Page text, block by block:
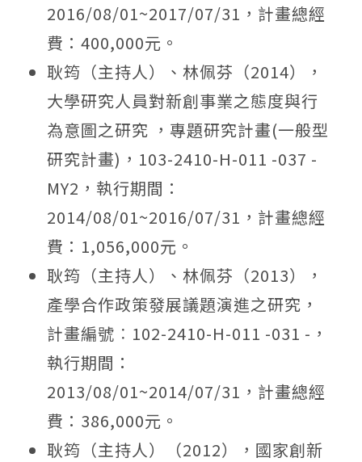
2016/08/01~2017/07/31，計畫總經
費：400,000元。
耿筠（主持人）、林佩芬（2014），
大學研究人員對新創事業之態度與行
為意圖之研究 ，專題研究計畫(一般型
研究計畫)，103-2410-H-011 -037 -
MY2，執行期間：
2014/08/01~2016/07/31，計畫總經
費：1,056,000元。
耿筠（主持人）、林佩芬（2013），
產學合作政策發展議題演進之研究，
計畫編號︰102-2410-H-011 -031 -，
執行期間：
2013/08/01~2014/07/31，計畫總經
費：386,000元。
耿筠（主持人）（2012），國家創新